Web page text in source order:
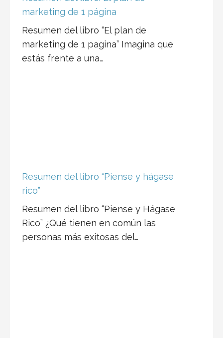
marketing de 1 página
Resumen del libro “El plan de
marketing de 1 pagina” Imagina que
estás frente a una…
Resumen del libro “Piense y hágase
rico”
Resumen del libro “Piense y Hágase
Rico” ¿Qué tienen en común las
personas más exitosas del…